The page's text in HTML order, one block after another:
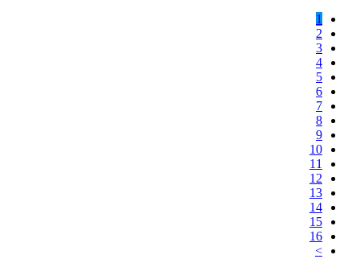
10
11
12
13
14
15
16
>